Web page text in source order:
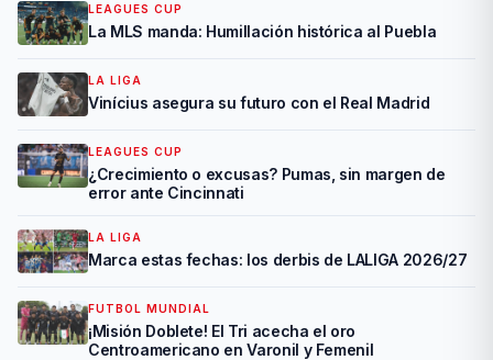
LEAGUES CUP
La MLS manda: Humillación histórica al Puebla
LA LIGA
Vinícius asegura su futuro con el Real Madrid
LEAGUES CUP
¿Crecimiento o excusas? Pumas, sin margen de
error ante Cincinnati
LA LIGA
Marca estas fechas: los derbis de LALIGA 2026/27
FUTBOL MUNDIAL
¡Misión Doblete! El Tri acecha el oro
Centroamericano en Varonil y Femenil